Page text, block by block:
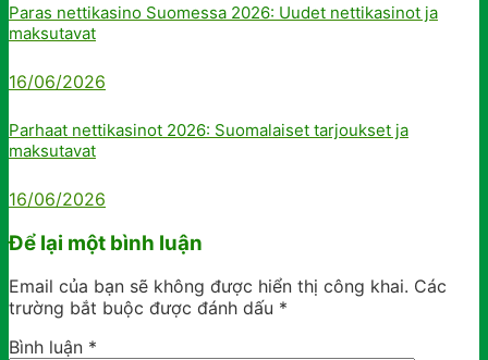
Paras nettikasino Suomessa 2026: Uudet nettikasinot ja
maksutavat
16/06/2026
Parhaat nettikasinot 2026: Suomalaiset tarjoukset ja
maksutavat
16/06/2026
Để lại một bình luận
Email của bạn sẽ không được hiển thị công khai. Các
trường bắt buộc được đánh dấu *
Bình luận *